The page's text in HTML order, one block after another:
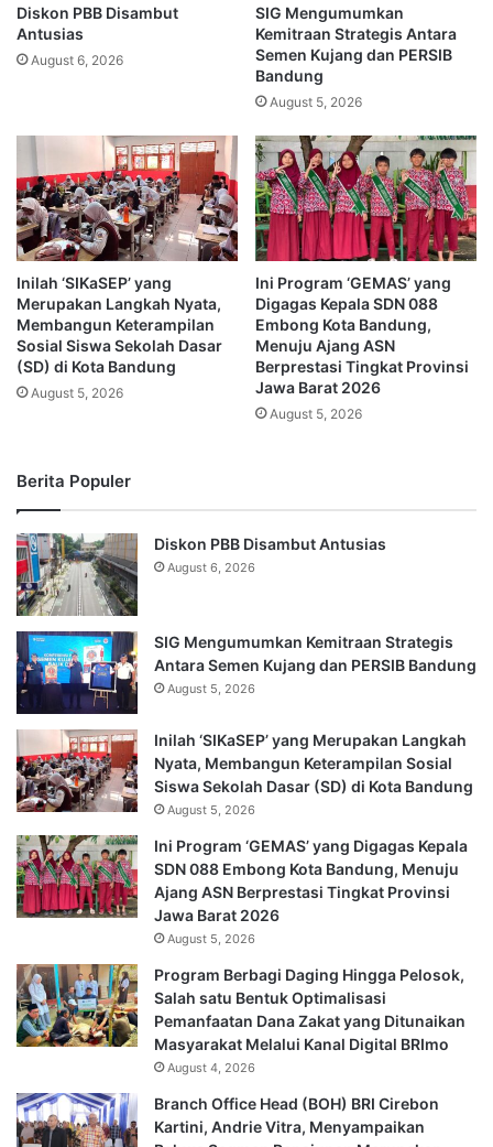
Diskon PBB Disambut
Antusias
August 6, 2026
SIG Mengumumkan
Kemitraan Strategis Antara
Semen Kujang dan PERSIB
Bandung
August 5, 2026
Inilah ‘SIKaSEP’ yang
Merupakan Langkah Nyata,
Membangun Keterampilan
Sosial Siswa Sekolah Dasar
(SD) di Kota Bandung
August 5, 2026
Ini Program ‘GEMAS’ yang
Digagas Kepala SDN 088
Embong Kota Bandung,
Menuju Ajang ASN
Berprestasi Tingkat Provinsi
Jawa Barat 2026
August 5, 2026
Berita Populer
Diskon PBB Disambut Antusias
August 6, 2026
SIG Mengumumkan Kemitraan Strategis
Antara Semen Kujang dan PERSIB Bandung
August 5, 2026
Inilah ‘SIKaSEP’ yang Merupakan Langkah
Nyata, Membangun Keterampilan Sosial
Siswa Sekolah Dasar (SD) di Kota Bandung
August 5, 2026
Ini Program ‘GEMAS’ yang Digagas Kepala
SDN 088 Embong Kota Bandung, Menuju
Ajang ASN Berprestasi Tingkat Provinsi
Jawa Barat 2026
August 5, 2026
Program Berbagi Daging Hingga Pelosok,
Salah satu Bentuk Optimalisasi
Pemanfaatan Dana Zakat yang Ditunaikan
Masyarakat Melalui Kanal Digital BRImo
August 4, 2026
Branch Office Head (BOH) BRI Cirebon
Kartini, Andrie Vitra, Menyampaikan